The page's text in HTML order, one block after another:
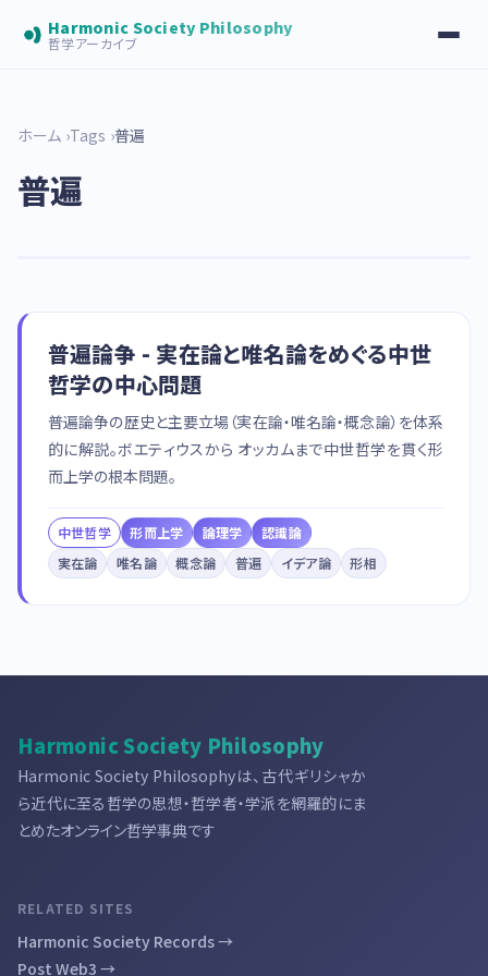
Harmonic Society Philosophy
哲学アーカイブ
ホーム Tags 普遍
普遍
普遍論争 - 実在論と唯名論をめぐる中世
哲学の中心問題
普遍論争の歴史と主要立場（実在論・唯名論・概念論）を体系
的に解説。ボエティウスから オッカムまで中世哲学を貫く形
而上学の根本問題。
中世哲学 形而上学 論理学
認識論
実在論
唯名論 概念論 普遍 イデア論 形相
Harmonic Society Philosophy
Harmonic Society Philosophyは、古代ギリシャか
ら近代に至る哲学の思想・哲学者・学派を網羅的にま
とめたオンライン哲学事典です
RELATED SITES
Harmonic Society Records →
Post Web3 →